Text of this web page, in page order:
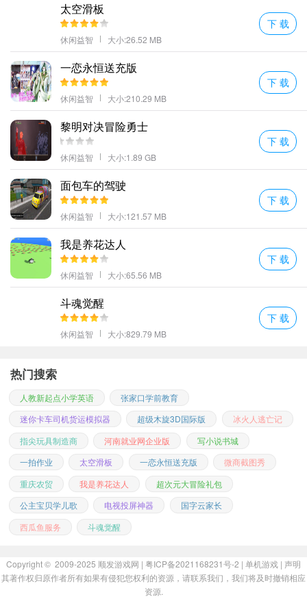
游戏的玩法非常真实因为玩家在这里基本不可能展现出超快的速度
关卡的地面非常崎岖。
泥泞的越野卡车驾驶介绍
1、注意不要翻转这些手推车很容易滚动超高清和逼真的地图场景玩
家在陡峭的山路上驾驶吉普车。
2、在高海拔赛道上享受飙车的激情在高层城市的顶层享受飙车的乐
趣。
3、有很多不同种类的跑车可以随意选择顶级赛事让所有人的竞速变
得更加趣味性十足。
4、通过各种操作玩家能够了解赛道的复杂你需要不断的进行加速让
你能够离开这些复杂的路面。
5、事故频繁发生保持冷静排除危险立即采取行动。
更多好玩的手游，请持续关注顺发游戏网
太空滑板
休闲益智 大小:26.52 MB
下 载
一恋永恒送充版
休闲益智 大小:210.29 MB
下 载
黎明对决冒险勇士
休闲益智 大小:1.89 GB
下 载
面包车的驾驶
休闲益智 大小:121.57 MB
下 载
我是养花达人
休闲益智 大小:65.56 MB
下 载
斗魂觉醒
休闲益智 大小:829.79 MB
下 载
热门搜索
人教新起点小学英语
张家口学前教育
迷你卡车司机货运模拟器
超级木旋3D国际版
冰火人逃亡记
指尖玩具制造商
河南就业网企业版
写小说书城
一拍作业
太空滑板 一恋永恒送充版
微商截图秀
重庆农贸
我是养花达人
超次元大冒险礼包
公主宝贝学儿歌
电视投屏神器
国字云家长
西瓜鱼服务
斗魂觉醒
Copyright © 2009-2025 顺发游戏网 | 粤ICP备2021168231号-2 | 单机游戏 | 声明
其著作权归原作者所有如果有侵犯您权利的资源，请联系我们，我们将及时撤销相应
资源.